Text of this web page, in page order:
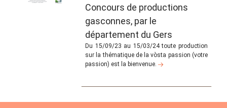
Concours de productions
gasconnes, par le
département du Gers
Du 15/09/23 au 15/03/24 toute production
sur la thématique de la vòsta passion (votre
passion) est la bienvenue.